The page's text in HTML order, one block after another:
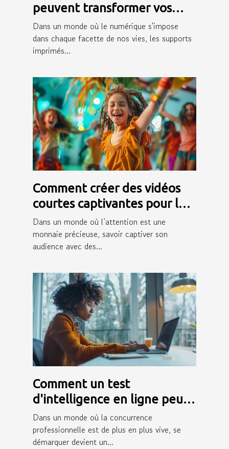
peuvent transformer vos
supports imprimés
Dans un monde où le numérique s'impose
dans chaque facette de nos vies, les supports
imprimés...
Comment créer des vidéos
courtes captivantes pour les
médias sociaux
Dans un monde où l’attention est une
monnaie précieuse, savoir captiver son
audience avec des...
Comment un test
d'intelligence en ligne peut
booster votre carrière
Dans un monde où la concurrence
professionnelle est de plus en plus vive, se
démarquer devient un...